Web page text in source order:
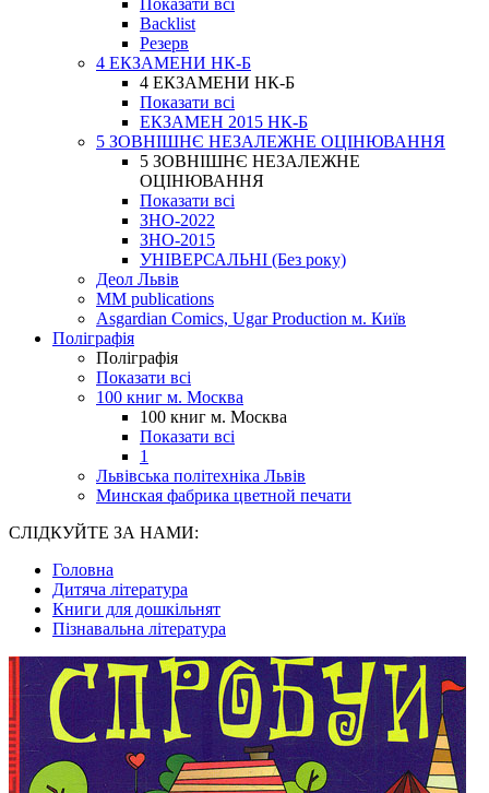
Показати всі
Backlist
Резерв
4 ЕКЗАМЕНИ НК-Б
4 ЕКЗАМЕНИ НК-Б
Показати всі
ЕКЗАМЕН 2015 НК-Б
5 ЗОВНІШНЄ НЕЗАЛЕЖНЕ ОЦІНЮВАННЯ
5 ЗОВНІШНЄ НЕЗАЛЕЖНЕ
ОЦІНЮВАННЯ
Показати всі
ЗНО-2022
ЗНО-2015
УНІВЕРСАЛЬНІ (Без року)
Деол Львів
MM publications
Asgardian Comics, Ugar Production м. Київ
Поліграфія
Поліграфія
Показати всі
100 книг м. Москва
100 книг м. Москва
Показати всі
1
Львівська політехніка Львів
Минская фабрика цветной печати
СЛІДКУЙТЕ ЗА НАМИ:
Головна
Дитяча література
Книги для дошкільнят
Пізнавальна література